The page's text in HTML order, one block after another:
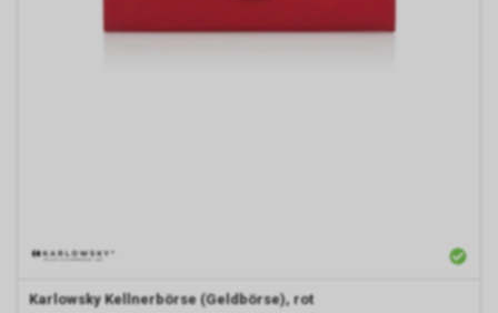
Karlowsky Kellnerbörse (Geldbörse), rot